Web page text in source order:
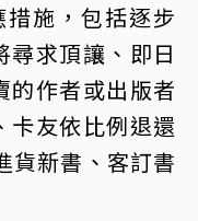
施，包括逐步
尋求頂讓、即日
的作者或出版者
卡友依比例退還
貨新書、客訂書